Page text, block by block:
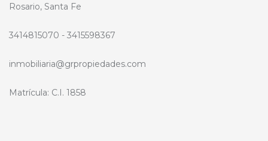
Rosario, Santa Fe
3414815070 - 3415598367
inmobiliaria@grpropiedades.com
Matrícula: C.I. 1858